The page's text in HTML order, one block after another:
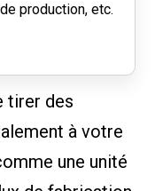
production, etc.
tirer des
à votre
une unité